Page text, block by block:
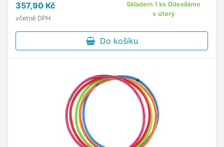
357,90 Kč
včetně DPH
Skladem 1 ks Odesíláme
v úterý
Do košíku